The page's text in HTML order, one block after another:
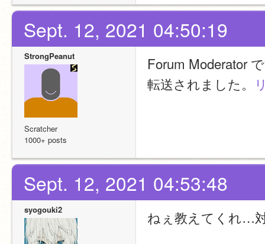
Sept. 12, 2021 04:50:19
StrongPeanut
Scratcher
1000+ posts
Forum Moderator
転送されました。
Sept. 12, 2021 04:53:48
syogouki2 ねぇ教えてくれ…